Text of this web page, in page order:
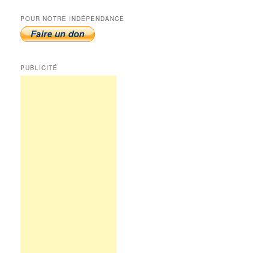
POUR NOTRE INDÉPENDANCE
PUBLICITÉ